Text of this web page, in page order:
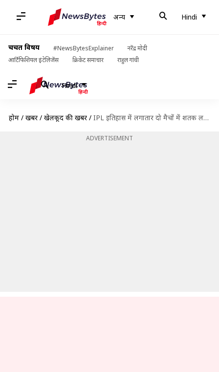
अन्य Hindi
चर्चित विषय #NewsBytesExplainer
नरेंद्र मोदी
आर्टिफिशियल इंटेलिजेंस
क्रिकेट समाचार राहुल गांधी
Hindi
होम / खबरें / खेलकूद की खबरें / IPL इतिहास में लगातार दो मैचों में शतक लगाने वाले पहले बल्लेबाज बने शिखर धवन
ADVERTISEMENT